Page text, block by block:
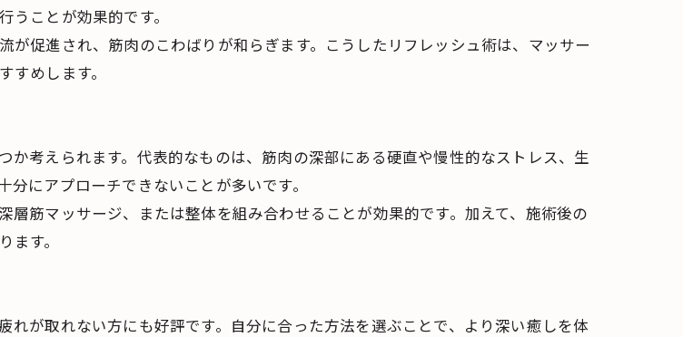
ことが効果的です。
促進され、筋肉のこわばりが和らぎます。こうしたリフレッシュ術は、マッサー
めします。
考えられます。代表的なものは、筋肉の深部にある硬直や慢性的なストレス、生
にアプローチできないことが多いです。
筋マッサージ、または整体を組み合わせることが効果的です。加えて、施術後の
す。
が取れない方にも好評です。自分に合った方法を選ぶことで、より深い癒しを体